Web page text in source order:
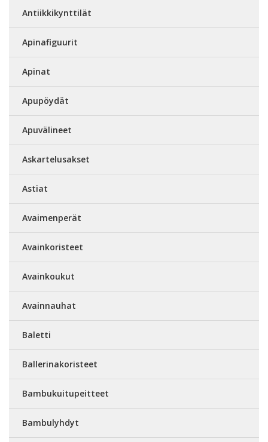
Antiikkikynttilät
Apinafiguurit
Apinat
Apupöydät
Apuvälineet
Askartelusakset
Astiat
Avaimenperät
Avainkoristeet
Avainkoukut
Avainnauhat
Baletti
Ballerinakoristeet
Bambukuitupeitteet
Bambulyhdyt